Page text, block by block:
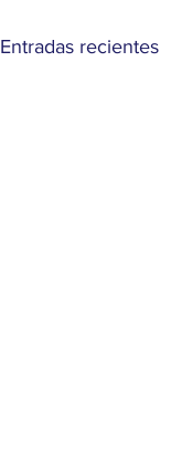
Entradas recientes